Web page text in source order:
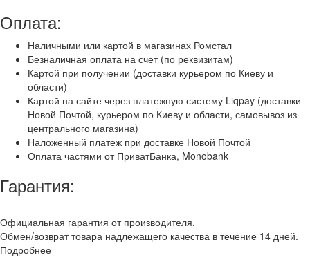
Оплата:
Наличными или картой в магазинах Ромстал
Безналичная оплата на счет (по реквизитам)
Картой при получении (доставки курьером по Киеву и
области)
Картой на сайте через платежную систему Liqpay (доставки
Новой Почтой, курьером по Киеву и области, самовывоз из
центрального магазина)
Наложенный платеж при доставке Новой Почтой
Оплата частями от ПриватБанка, Monobank
Гарантия:
Официальная гарантия от производителя.
Обмен/возврат товара надлежащего качества в течение 14 дней.
Подробнее